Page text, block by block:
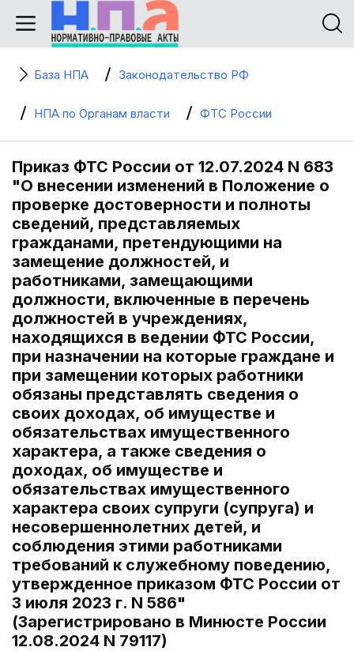
База НПА Законодательство РФ
НПА по Органам власти ФТС России
Приказ ФТС России от 12.07.2024 N 683
"О внесении изменений в Положение о
проверке достоверности и полноты
сведений, представляемых
гражданами, претендующими на
замещение должностей, и
работниками, замещающими
должности, включенные в перечень
должностей в учреждениях,
находящихся в ведении ФТС России,
при назначении на которые граждане и
при замещении которых работники
обязаны представлять сведения о
своих доходах, об имуществе и
обязательствах имущественного
характера, а также сведения о
доходах, об имуществе и
обязательствах имущественного
характера своих супруги (супруга) и
несовершеннолетних детей, и
соблюдения этими работниками
требований к служебному поведению,
утвержденное приказом ФТС России от
3 июля 2023 г. N 586"
(Зарегистрировано в Минюсте России
12.08.2024 N 79117)